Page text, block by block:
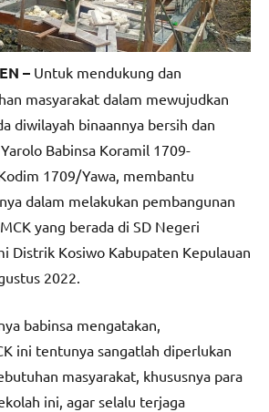
– Untuk mendukung dan
masyarakat dalam mewujudkan
diwilayah binaannya bersih dan
Babinsa Koramil 1709-
1709/Yawa, membantu
dalam melakukan pembangunan
yang berada di SD Negeri
Distrik Kosiwo Kabupaten Kepulauan
2022.
babinsa mengatakan,
ini tentunya sangatlah diperlukan
masyarakat, khususnya para
ini, agar selalu terjaga